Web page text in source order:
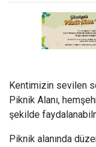
Kentimizin sevilen
Piknik Alanı,
şekilde
Piknik alanında